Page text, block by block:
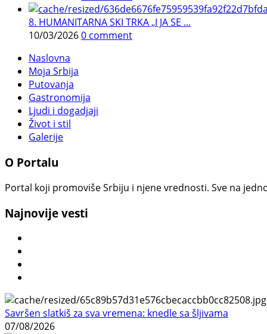
8. HUMANITARNA SKI TRKA „I JA SE ...
10/03/20260 comment
Naslovna
Moja Srbija
Putovanja
Gastronomija
Ljudi i dogadjaji
Život i stil
Galerije
O Portalu
Portal koji promoviše Srbiju i njene vrednosti. Sve na
Najnovije vesti
Savršen slatkiš za sva vremena: knedle sa šljivama
07/08/2026